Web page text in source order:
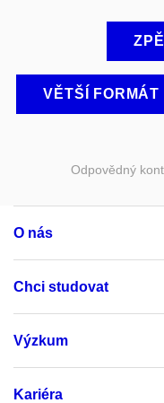
VĚTŠÍ FORMÁT
Odpovědný
O nás
Chci studovat
Výzkum
Kariéra